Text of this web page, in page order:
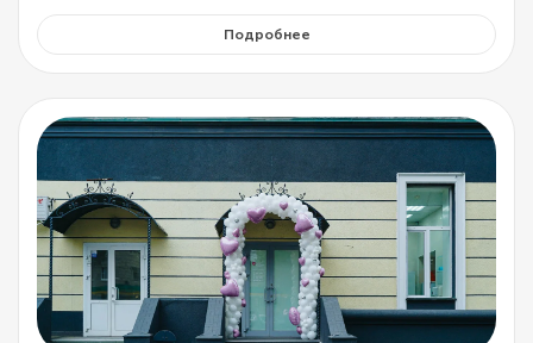
Подробнее